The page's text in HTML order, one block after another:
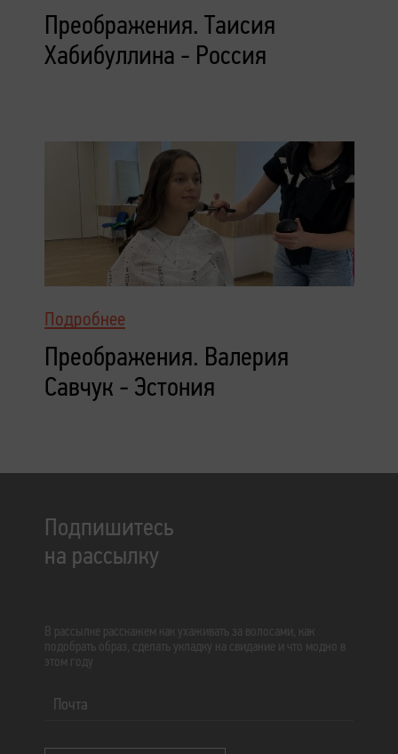
Преображения. Таисия
Хабибуллина - Россия
Подробнее
Преображения. Валерия
Савчук - Эстония
Подпишитесь
на рассылку
В рассылке расскажем как ухаживать за волосами, как
подобрать образ, сделать укладку на свидание и что модно в
этом году
Почта